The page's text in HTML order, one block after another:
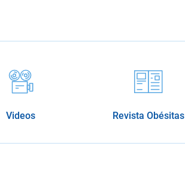
Videos Revista Obésitas